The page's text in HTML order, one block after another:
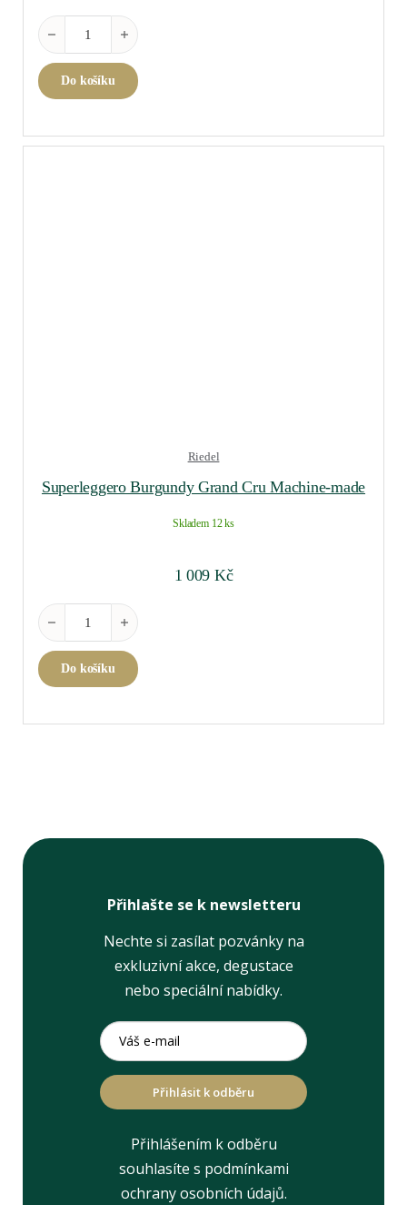
BRB Black Series Vintage Port množství
Do košíku
Riedel
Superleggero Burgundy Grand Cru Machine-made
Skladem 12 ks
1 009 Kč
Superleggero Burgundy Grand Cru Machine-made množství
Do košíku
Přihlašte se k newsletteru
Nechte si zasílat pozvánky na
exkluzivní akce, degustace
nebo speciální nabídky.
Přihlásit k odběru
Přihlášením k odběru
souhlasíte s podmínkami
ochrany osobních údajů.